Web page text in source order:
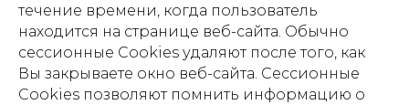
течение времени, когда пользователь
находится на странице веб-сайта. Обычно
сессионные Cookies удаляют после того, как
Вы закрываете окно веб-сайта. Сессионные
Cookies позволяют помнить информацию о